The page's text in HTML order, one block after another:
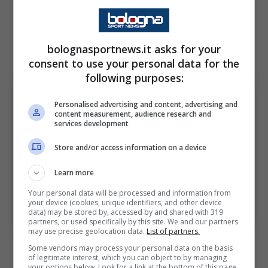
mantiene il 50% dei diritti economici, ma ora
ha una valutazione di 6 milioni di euro per
l’80% del cartellino.
Il Bologna sfida il Milan per il talento classe 2005.
Bologna Sport News (Photo by Alessandro
Sabattini/Getty Images Via OneFootball)
Il City Football Group e ilMilan , stando a
bolognasportnews.it asks for your
consent to use your personal data for the
following purposes:
Personalised advertising and content, advertising and
content measurement, audience research and
services development
Store and/or access information on a device
Learn more
Your personal data will be processed and information from
your device (cookies, unique identifiers, and other device
data) may be stored by, accessed by and shared with 319
partners, or used specifically by this site. We and our partners
may use precise geolocation data. List of partners.
Some vendors may process your personal data on the basis
of legitimate interest, which you can object to by managing